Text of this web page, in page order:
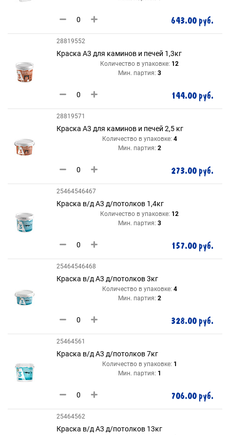
643.00 руб.
28819552
Краска А3 для каминов и печей 1,3кг
Количество в упаковке: 12
Мин. партия: 3
144.00 руб.
28819571
Краска А3 для каминов и печей 2,5 кг
Количество в упаковке: 4
Мин. партия: 2
273.00 руб.
25464546467
Краска в/д А3 д/потолков 1,4кг
Количество в упаковке: 12
Мин. партия: 3
157.00 руб.
25464546468
Краска в/д А3 д/потолков 3кг
Количество в упаковке: 4
Мин. партия: 2
328.00 руб.
25464561
Краска в/д А3 д/потолков 7кг
Количество в упаковке: 1
Мин. партия: 1
706.00 руб.
25464562
Краска в/д А3 д/потолков 13кг